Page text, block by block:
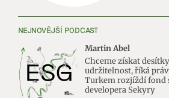
NEJNOVĚJŠÍ PODCAST
Martin Abel
Chceme získat
udržitelnost, říká
Turkem rozjíždí fond
developera Sekyry